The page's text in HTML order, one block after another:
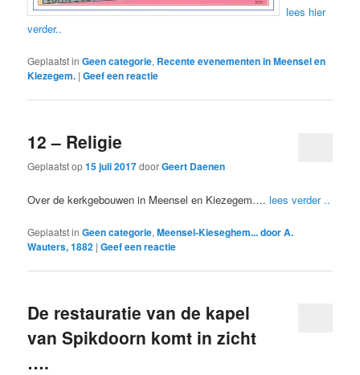
lees hier
verder..
Geplaatst in Geen categorie, Recente evenementen in Meensel en
Kiezegem. |Geef een reactie
12 – Religie
Geplaatst op15 juli 2017doorGeert Daenen
Over de kerkgebouwen in Meensel en Kiezegem….lees verder ..
Geplaatst in Geen categorie,Meensel-Kieseghem... door A.
Wauters, 1882 |Geef een reactie
De restauratie van de kapel
van Spikdoorn komt in zicht
….